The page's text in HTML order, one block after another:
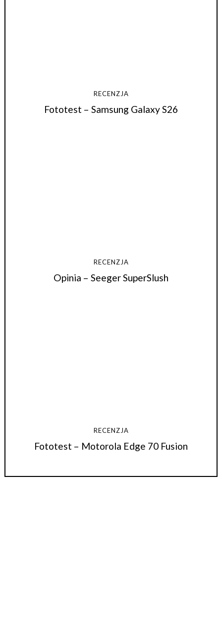
RECENZJA
Fototest – Samsung Galaxy S26
RECENZJA
Opinia – Seeger SuperSlush
RECENZJA
Fototest – Motorola Edge 70 Fusion